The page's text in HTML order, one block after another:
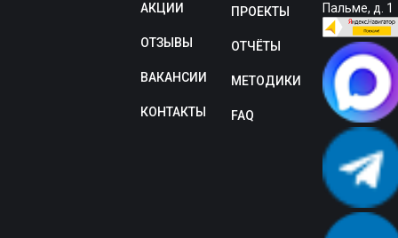
АКЦИИ
ОТЗЫВЫ
ВАКАНСИИ
КОНТАКТЫ
ПРОЕКТЫ
ОТЧЁТЫ
МЕТОДИКИ
FAQ
Пальме, д. 1